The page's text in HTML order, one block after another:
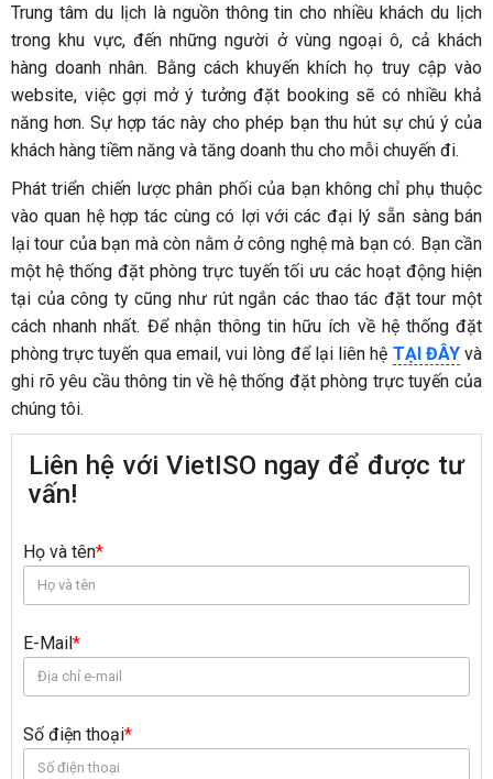
Trung tâm du lịch là nguồn thông tin cho nhiều khách du lịch
trong khu vực, đến những người ở vùng ngoại ô, cả khách
hàng doanh nhân. Bằng cách khuyến khích họ truy cập vào
website, việc gợi mở ý tưởng đặt booking sẽ có nhiều khả
năng hơn. Sự hợp tác này cho phép bạn thu hút sự chú ý của
khách hàng tiềm năng và tăng doanh thu cho mỗi chuyến đi.
Phát triển chiến lược phân phối của bạn không chỉ phụ thuộc
vào quan hệ hợp tác cùng có lợi với các đại lý sẵn sàng bán
lại tour của bạn mà còn nằm ở công nghệ mà bạn có. Bạn cần
một hệ thống đặt phòng trực tuyến tối ưu các hoạt động hiện
tại của công ty cũng như rút ngắn các thao tác đặt tour một
cách nhanh nhất. Để nhận thông tin hữu ích về hệ thống đặt
phòng trực tuyến qua email, vui lòng để lại liên hệ TẠI ĐÂYvà
ghi rõ yêu cầu thông tin về hệ thống đặt phòng trực tuyến của
chúng tôi.
Liên hệ với VietISO ngay để được tư
vấn!
Họ và tên*
E-Mail*
Số điện thoại*